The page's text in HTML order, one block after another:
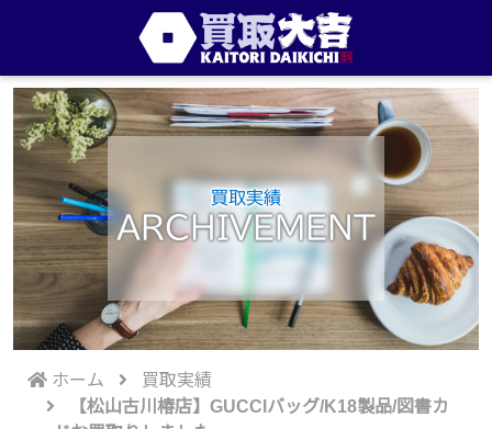
買取実績
ARCHIVEMENT
ホーム
買取実績
【松山古川椿店】GUCCIバッグ/K18製品/図書カ